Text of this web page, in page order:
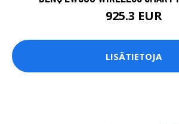
925.3 EUR
LISÄTIETOJA